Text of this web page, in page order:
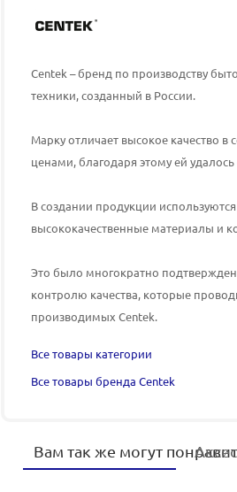
Centek – бренд по производству
техники, созданный в России.
Марку отличает высокое качество в
ценами, благодаря этому ей
В создании продукции
высококачественные материалы и
Это было многократно
контролю качества, которые
производимых Centek.
Все товары категории
Все товары бренда Centek
Вам так же могут